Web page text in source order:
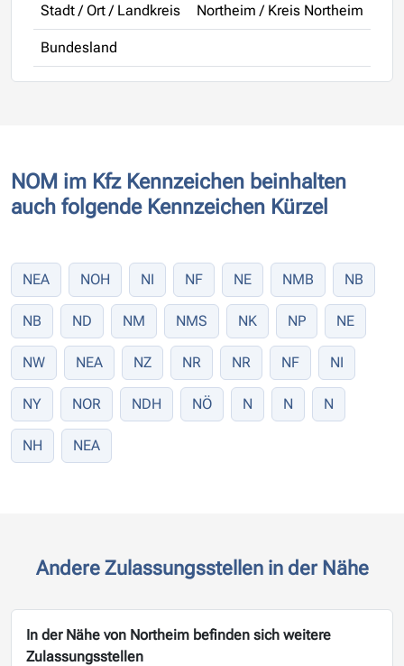
Stadt / Ort / Landkreis Northeim / Kreis Northeim
Bundesland
NOM im Kfz Kennzeichen beinhalten
auch folgende Kennzeichen Kürzel
NEA NOH NI NF NE NMB NB
NB ND NM NMS NK NP NE
NW NEA NZ NR NR NF NI
NY NOR NDH NÖ N N N
NH NEA
Andere Zulassungsstellen in der Nähe
In der Nähe von Northeim befinden sich weitere
Zulassungsstellen